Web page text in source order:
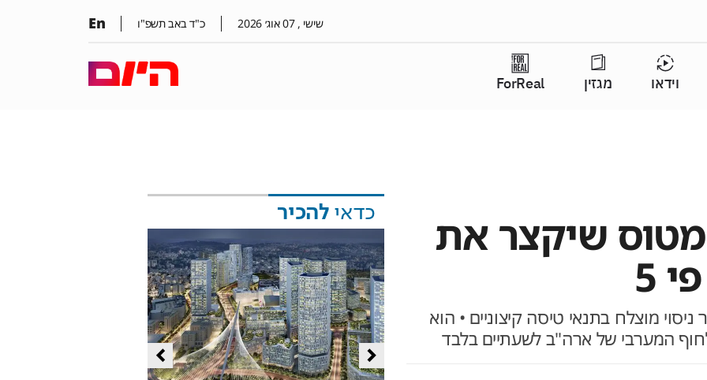
שישי , 07אוג׳ 2026 כ"ד באב תשפ"ו En
וידאו מגזין ForReal
שיקצר את
5
מוצלח בתנאי טיסה קיצוניים • הוא
המערבי של ארה"ב לשעתיים בלבד
כדאי להכיר